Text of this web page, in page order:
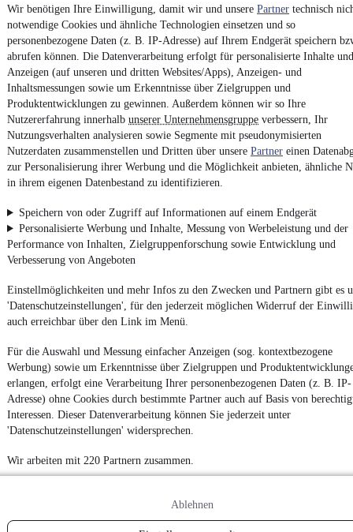
Wir benötigen Ihre Einwilligung, damit wir und unsere Partner technisch
notwendige Cookies und ähnliche Technologien einsetzen und so
personenbezogene Daten (z. B. IP-Adresse) auf Ihrem Endgerät speichern
abrufen können. Die Datenverarbeitung erfolgt für personalisierte Inhalte und
Anzeigen (auf unseren und dritten Websites/Apps), Anzeigen- und
Inhaltsmessungen sowie um Erkenntnisse über Zielgruppen und
Produktentwicklungen zu gewinnen. Außerdem können wir so Ihre
Nutzererfahrung innerhalb unserer Unternehmensgruppe verbessern, Ihr
Nutzungsverhalten analysieren sowie Segmente mit pseudonymisierten
Nutzerdaten zusammenstellen und Dritten über unsere Partner einen
zur Personalisierung ihrer Werbung und die Möglichkeit anbieten, ähnliche
in ihrem eigenen Datenbestand zu identifizieren.
Speichern von oder Zugriff auf Informationen auf einem Endgerät
Personalisierte Werbung und Inhalte, Messung von Werbeleistung und der
Performance von Inhalten, Zielgruppenforschung sowie Entwicklung und
Verbesserung von Angeboten
Einstellmöglichkeiten und mehr Infos zu den Zwecken und Partnern gibt es
'Datenschutzeinstellungen', für den jederzeit möglichen Widerruf der
auch erreichbar über den Link im Menü.
Für die Auswahl und Messung einfacher Anzeigen (sog. kontextbezogene
Werbung) sowie um Erkenntnisse über Zielgruppen und
erlangen, erfolgt eine Verarbeitung Ihrer personenbezogenen Daten (z. B. IP-
Adresse) ohne Cookies durch bestimmte Partner auch auf Basis von
Interessen. Dieser Datenverarbeitung können Sie jederzeit unter
'Datenschutzeinstellungen' widersprechen.
Wir arbeiten mit 220 Partnern zusammen.
Ablehnen
Unfallfrei•Nicht fahrtauglich •EZ 03/1993 •317.599 km•
110 kW (150 PS)•Benzin
Kontakt
¹MwSt. ausweisbar
4.6 Sterne
Impressum
AGB
Vertrag widerrufen
Datenschutzeinstellungen
Erklärung zur Barrierefreiheit
Report Security Vulnerability (English)
Besuchemobile.de